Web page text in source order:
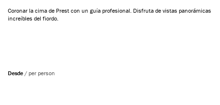
Coronar la cima de Prest con un guía profesional. Disfruta de vistas panorámicas
increíbles del fiordo.
Desde / per person